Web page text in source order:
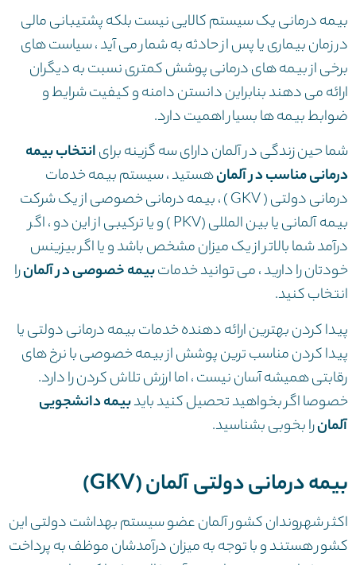
بیمه درمانی یک سیستم کالایی نیست بلکه پشتیبانی مالی
در زمان بیماری یا پس از حادثه به شمار می آید ، سیاست های
برخی از بیمه های درمانی پوشش کمتری نسبت به دیگران
ارائه می دهند بنابراین دانستن دامنه و کیفیت شرایط و
ضوابط بیمه ها بسیار اهمیت دارد.
شما حین زندگی در آلمان دارای سه گزینه برایانتخاب بیمه
درمانی مناسب در آلمانهستید ، سیستم بیمه خدمات
درمانی دولتی ( GKV ) ، بیمه درمانی خصوصی از یک شرکت
بیمه آلمانی یا بین المللی (PKV ) و یا ترکیبی از این دو ، اگر
درآمد شما بالاتر از یک میزان مشخص باشد و یا اگر بیزینس
خودتان را دارید ، می توانید خدماتبیمه خصوصی در آلمانرا
انتخاب کنید.
پیدا کردن بهترین ارائه دهنده خدمات بیمه درمانی دولتی یا
پیدا کردن مناسب ترین پوشش از بیمه خصوصی با نرخ های
رقابتی همیشه آسان نیست ، اما ارزش تلاش کردن را دارد.
خصوصا اگر بخواهید تحصیل کنید بایدبیمه دانشجویی
آلمانرا بخوبی بشناسید.
بیمه درمانی دولتی آلمان (GKV)
اکثر شهروندان کشور آلمان عضو سیستم بهداشت دولتی این
کشور هستند و با توجه به میزان درآمدشان موظف به پرداخت